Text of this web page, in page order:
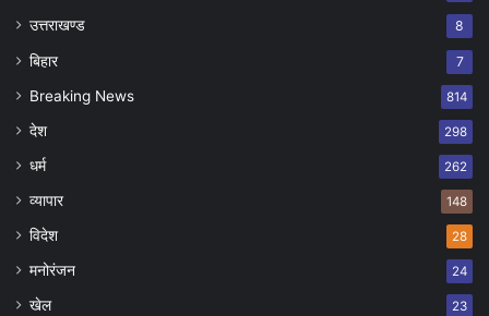
उत्तराखण्ड 8
बिहार 7
Breaking News 814
देश 298
धर्म 262
व्यापार 148
विदेश 28
मनोरंजन 24
खेल 23